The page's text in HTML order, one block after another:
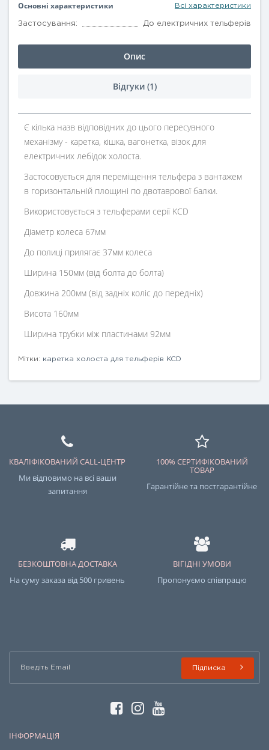
Основні характеристики Всі характеристики
Застосування: До електричних тельферів
Опис
Відгуки (1)
Є кілька назв відповідних до цього пересувного
механізму - каретка, кішка, вагонетка, візок для
електричних лебідок холоста.
Застосовується для переміщення тельфера з вантажем
в горизонтальній площині по двотаврової балки.
Використовується з тельферами серії KCD
Діаметр колеса 67мм
До полиці прилягає 37мм колеса
Ширина 150мм (від болта до болта)
Довжина 200мм (від задніх коліс до передніх)
Висота 160мм
Ширина трубки між пластинами 92мм
Мітки: каретка холоста для тельферів KCD
КВАЛІФІКОВАНИЙ CALL-ЦЕНТР
Ми відповимо на всі ваши
запитання
100% СЕРТИФІКОВАНИЙ
ТОВАР
Гарантійне та постгарантійне
БЕЗКОШТОВНА ДОСТАВКА
На суму заказа від 500 гривень
ВІГІДНІ УМОВИ
Пропонуємо співпрацю
Підписка
ІНФОРМАЦІЯ